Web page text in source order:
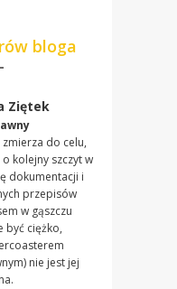
bloga
Ziętek
do celu,
kolejny szczyt w
dokumentacji i
przepisów
w gąszczu
być ciężko,
nie jest jej